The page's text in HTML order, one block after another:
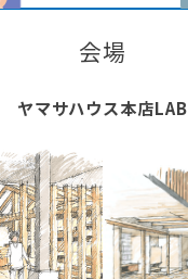
会場
ヤマサハウス本店LAB